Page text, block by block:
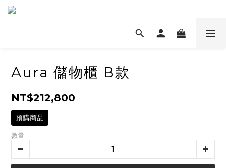
Aura 儲物櫃 B款
NT$212,800
預購商品
數量